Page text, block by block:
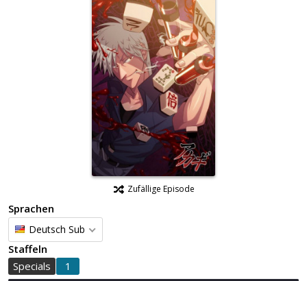
Zufällige Episode
Sprachen
Deutsch Sub
Staffeln
Specials
1